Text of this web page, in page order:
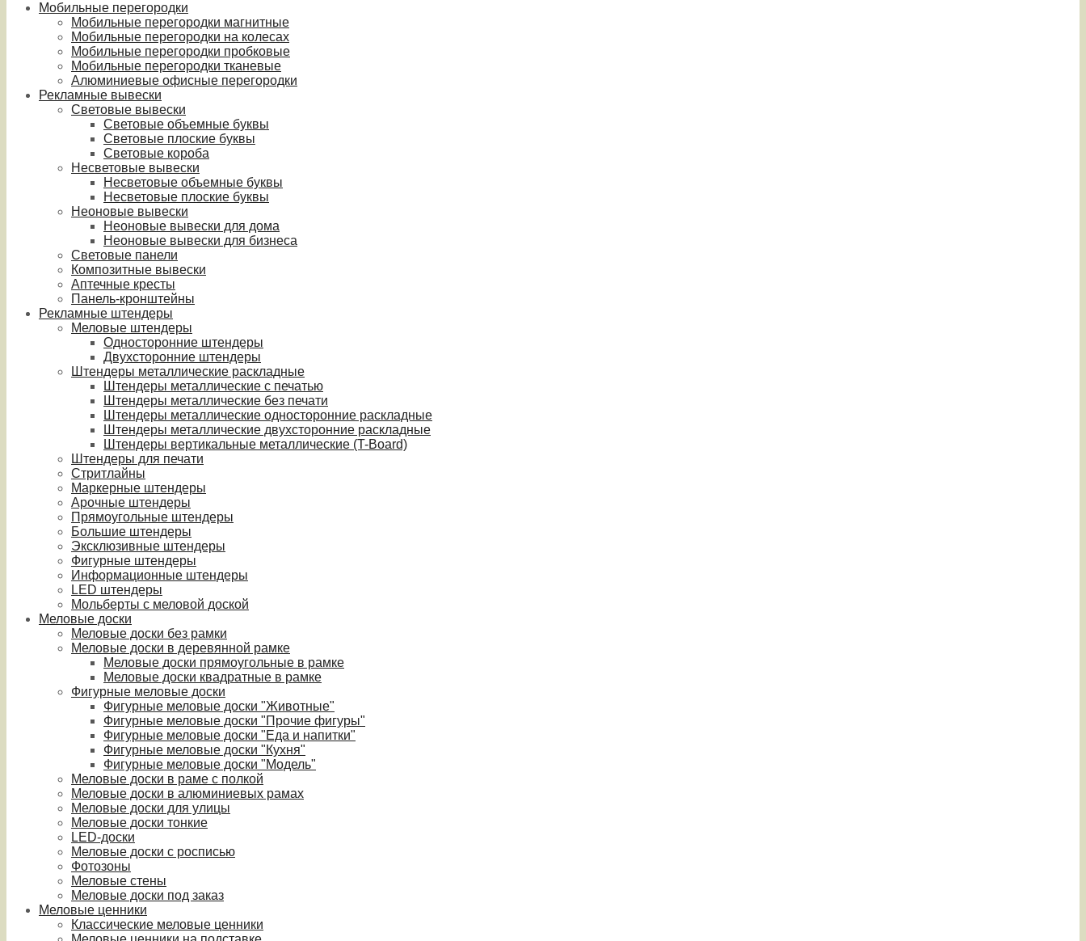
Мобильные перегородки
Мобильные перегородки магнитные
Мобильные перегородки на колесах
Мобильные перегородки пробковые
Мобильные перегородки тканевые
Алюминиевые офисные перегородки
Рекламные вывески
Световые вывески
Световые объемные буквы
Световые плоские буквы
Световые короба
Несветовые вывески
Несветовые объемные буквы
Несветовые плоские буквы
Неоновые вывески
Неоновые вывески для дома
Неоновые вывески для бизнеса
Световые панели
Композитные вывески
Аптечные кресты
Панель-кронштейны
Рекламные штендеры
Меловые штендеры
Односторонние штендеры
Двухсторонние штендеры
Штендеры металлические раскладные
Штендеры металлические с печатью
Штендеры металлические без печати
Штендеры металлические односторонние раскладные
Штендеры металлические двухсторонние раскладные
Штендеры вертикальные металлические (T-Board)
Штендеры для печати
Стритлайны
Маркерные штендеры
Арочные штендеры
Прямоугольные штендеры
Большие штендеры
Эксклюзивные штендеры
Фигурные штендеры
Информационные штендеры
LED штендеры
Мольберты с меловой доской
Меловые доски
Меловые доски без рамки
Меловые доски в деревянной рамке
Меловые доски прямоугольные в рамке
Меловые доски квадратные в рамке
Фигурные меловые доски
Фигурные меловые доски "Животные"
Фигурные меловые доски "Прочие фигуры"
Фигурные меловые доски "Еда и напитки"
Фигурные меловые доски "Кухня"
Фигурные меловые доски "Модель"
Меловые доски в раме с полкой
Меловые доски в алюминиевых рамах
Меловые доски для улицы
Меловые доски тонкие
LED-доски
Меловые доски с росписью
Фотозоны
Меловые стены
Меловые доски под заказ
Меловые ценники
Классические меловые ценники